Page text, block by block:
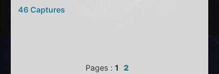
46 Captures
Pages : 1 2